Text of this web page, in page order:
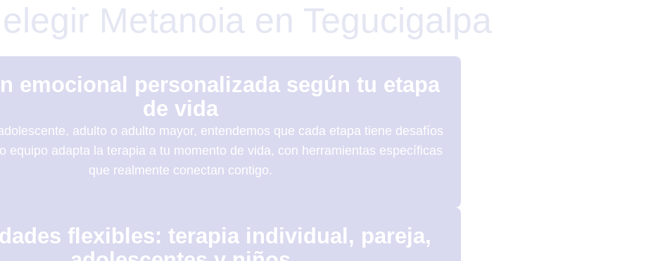
Metanoia en Tegucigalpa
emocional personalizada según tu etapa
de vida
adulto o adulto mayor, entendemos que cada etapa tiene desafíos
equipo adapta la terapia a tu momento de vida, con herramientas específicas
que realmente conectan contigo.
flexibles: terapia individual, pareja,